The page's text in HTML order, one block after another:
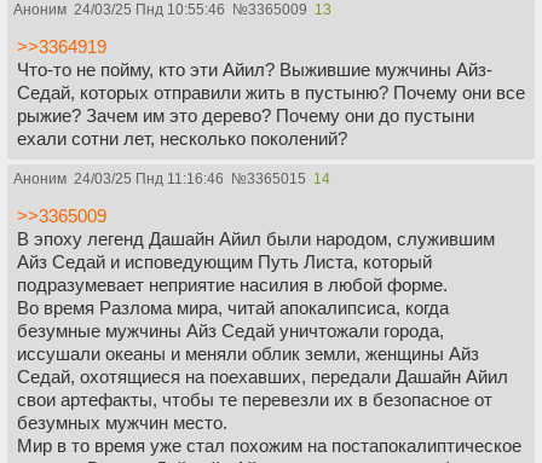
Предполагается, что часть дворца, открытая для
публики, была построена в эпоху легенд.
В задней части дворца находится гораздо меньшая
площадь, похожая на ту, что спереди, с широкой
брусчаткой. Внутри стены широких коридоров расписаны
фризами, а потолки украшены золотыми арабесками.
Длинные, яркие ковры тянутся по белому кафельному
полу, уставленному богато украшенными золотыми
с большими фонтанами в центре и закругленные аллеями
с тонкими рифлеными колоннами выходят на балконы с
филигранной каменной кладкой. Апартаменты Панарха
находятся на втором этаже, где двуконечные арки
выходят на каменные решетчатые балконы почти так
же часто, как и на комнату. Широкие резные двери из
дерева, установленные в двухпиковой раме, ведут в
комнату, в шесть раз превышающую любую другую в
хорошей гостинице, с оштукатуренными стенами,
украшенными расписными фризами, и золотыми лампами,
свисающими с потолка.
Аноним 24/03/25 Пнд 10:55:46 №3365009 13
>>3364919
Что-то не пойму, кто эти Айил? Выжившие мужчины Айз-
Седай, которых отправили жить в пустыню? Почему они все
рыжие? Зачем им это дерево? Почему они до пустыни
ехали сотни лет, несколько поколений?
Аноним 24/03/25 Пнд 11:16:46 №3365015 14
>>3365009
В эпоху легенд Дашайн Айил были народом, служившим
Айз Седай и исповедующим Путь Листа, который
подразумевает неприятие насилия в любой форме.
Во время Разлома мира, читай апокалипсиса, когда
безумные мужчины Айз Седай уничтожали города,
иссушали океаны и меняли облик земли, женщины Айз
Седай, охотящиеся на поехавших, передали Дашайн Айил
свои артефакты, чтобы те перевезли их в безопасное от
безумных мужчин место.
Мир в то время уже стал похожим на постапокалиптическое